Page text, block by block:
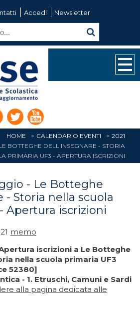
Accedi Newsletter
HOME CALENDARIO EVENTI
2021
BOTTEGHE DELL'INSEGNARE - STORIA
PRIMARIA UF3 - APERTURA ISCRIZIONI
- Le Botteghe
- Storia nella scuola
Apertura iscrizioni
memo
iscrizioni a Le Botteghe
nella scuola primaria UF3
52380]
- 1. Etruschi, Camuni e Sardi
alla pagina dedicata alle